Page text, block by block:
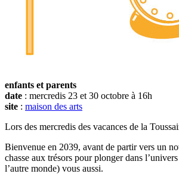
enfants et parents
date : mercredis 23 et 30 octobre à 16h
site : maison des arts
Lors des mercredis des vacances de la
Bienvenue en 2039, avant de partir vers un
chasse aux trésors pour plonger dans
l’autre monde) vous aussi.